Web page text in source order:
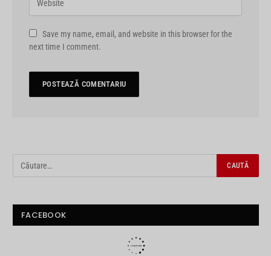
Save my name, email, and website in this browser for the
next time I comment.
FACEBOOK